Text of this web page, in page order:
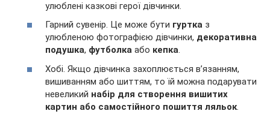
улюблені казкові герої дівчинки.
Гарний сувенір. Це може бути гуртка з
улюбленою фотографією дівчинки, декоративна
подушка, футболка або кепка.
Хобі. Якщо дівчинка захоплюється в’язанням,
вишиванням або шиттям, то їй можна подарувати
невеликий набір для створення вишитих
картин або самостійного пошиття ляльок